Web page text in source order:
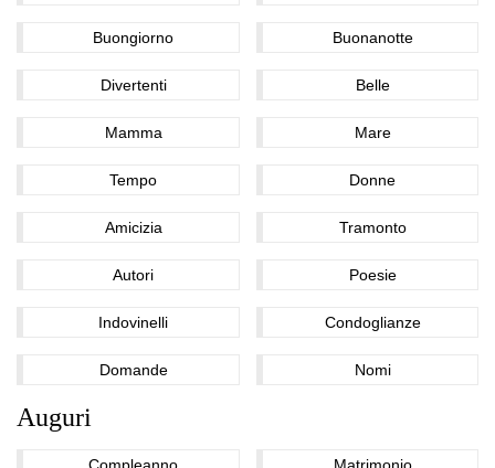
Buongiorno Buonanotte
Divertenti Belle
Mamma Mare
Tempo Donne
Amicizia Tramonto
Autori Poesie
Indovinelli Condoglianze
Domande Nomi
Auguri